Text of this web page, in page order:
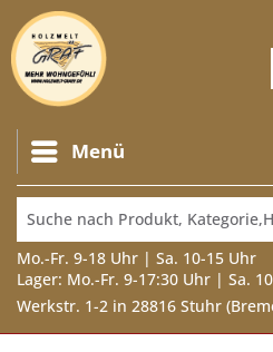
Menü
Mo.-Fr. 9-18 Uhr | Sa. 10-15 Uhr
Lager: Mo.-Fr. 9-17:30 Uhr | Sa.
Werkstr. 1-2 in 28816 Stuhr